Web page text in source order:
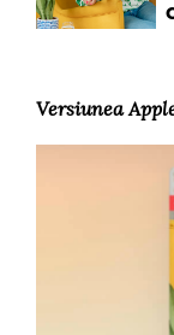
Versiunea